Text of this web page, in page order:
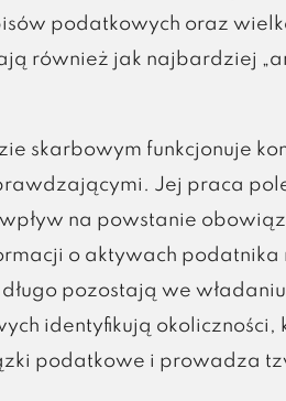
podatkowych oraz
również jak najbardziej
skarbowym funkcjonuje
Jej praca
na powstanie
o aktywach podatnika
pozostają we
identyfikują
podatkowe i prowadza